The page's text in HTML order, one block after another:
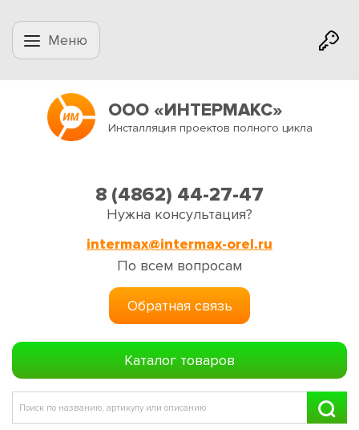
Меню
ООО «ИНТЕРМАКС»
Инсталляция проектов полного цикла
8 (4862) 44-27-47
Нужна консультация?
intermax@intermax-orel.ru
По всем вопросам
Обратная связь
Каталог товаров